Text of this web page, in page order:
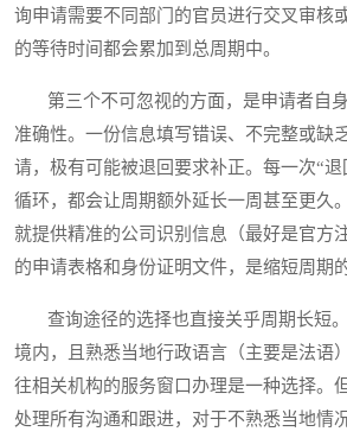
询申请需要不同部门的官员进行交叉审核
的等待时间都会累加到总周期中。
第三个不可忽视的方面，是申请者自
准确性。一份信息填写错误、不完整或缺
请，极有可能被退回要求补正。每一次“
循环，都会让周期额外延长一周甚至更久
就提供精准的公司识别信息（最好是官方
的申请表格和身份证明文件，是缩短周期
查询途径的选择也直接关乎周期长短
境内，且熟悉当地行政语言（主要是法语
往相关机构的服务窗口办理是一种选择。
处理所有沟通和跟进，对于不熟悉当地情